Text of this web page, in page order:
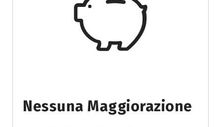
Nessuna Maggiorazione